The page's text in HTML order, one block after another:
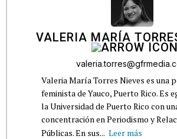
VALERIA MARÍA
Valeria María Torres Nieves es una
feminista de Yauco, Puerto Rico. Es
la Universidad de Puerto Rico con
concentración en Periodismo y
Públicas. En sus... Leer más